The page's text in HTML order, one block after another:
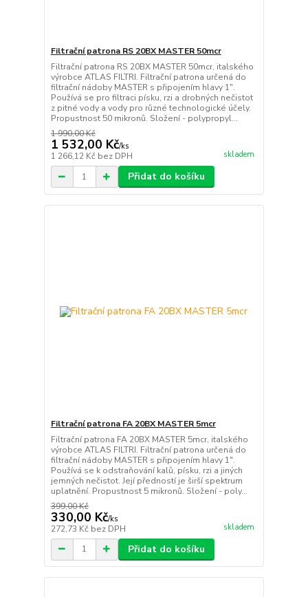
Filtrační patrona RS 20BX MASTER 50mcr
Filtrační patrona RS 20BX MASTER 50mcr, italského
výrobce ATLAS FILTRI. Filtrační patrona určená do
filtrační nádoby MASTER s připojením hlavy 1".
Používá se pro filtraci písku, rzi a drobných nečistot
z pitné vody a vody pro různé technologické účely.
Propustnost 50 mikronů. Složení - polypropyl...
1 990,00 Kč
1 532,00 Kč/ks
1 266,12 Kč bez DPH skladem
Přidat do košíku
Filtrační patrona FA 20BX MASTER 5mcr
Filtrační patrona FA 20BX MASTER 5mcr, italského
výrobce ATLAS FILTRI. Filtrační patrona určená do
filtrační nádoby MASTER s připojením hlavy 1".
Používá se k odstraňování kalů, písku, rzi a jiných
jemných nečistot. Její předností je širší spektrum
uplatnění. Propustnost 5 mikronů. Složení - poly...
399,00 Kč
330,00 Kč/ks
272,73 Kč bez DPH skladem
Přidat do košíku